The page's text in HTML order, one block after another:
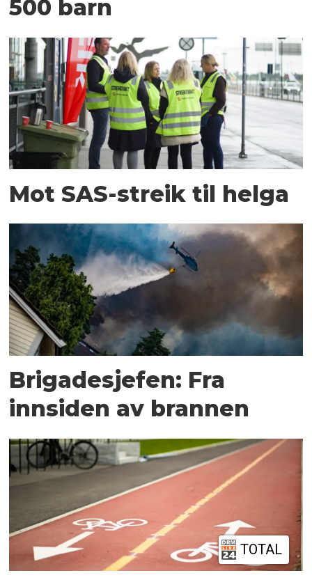
500 barn
Mot SAS-streik til helga
Brigadesjefen: Fra
innsiden av brannen
TOTAL